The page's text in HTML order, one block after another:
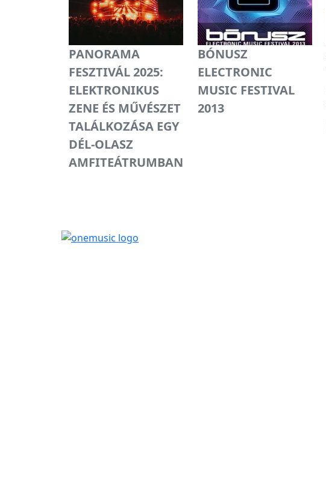
PANORAMA
FESZTIVÁL 2025:
ELEKTRONIKUS
ZENE ÉS MŰVÉSZET
TALÁLKOZÁSA EGY
DÉL-OLASZ
AMFITEÁTRUMBAN
BÓNUSZ
ELECTRONIC
MUSIC FESTIVAL
2013